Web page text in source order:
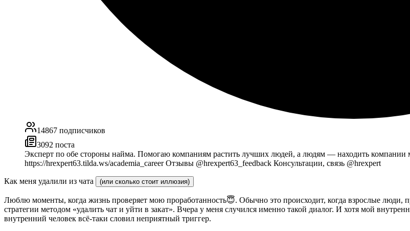
14867 подписчиков
3092 поста
Эксперт по обе стороны найма. Помогаю компаниям растить лучших людей, а людям — находить
https://hrexpert63.tilda.ws/academia_career Отзывы @hrexpert63_feedback Консультации, связь @hrexpert
Как меня удалили из чата (или сколько стоит иллюзия)
Люблю моменты, когда жизнь проверяет мою проработанность😇. Обычно это происходит, когда взрослые
стратегии методом «удалить чат и уйти в закат». Вчера у меня случился именно такой диалог. И хотя мой
внутренний человек всё-таки словил неприятный триггер.